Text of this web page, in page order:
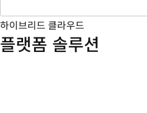
하이브리드 클라우드
플랫폼 솔루션